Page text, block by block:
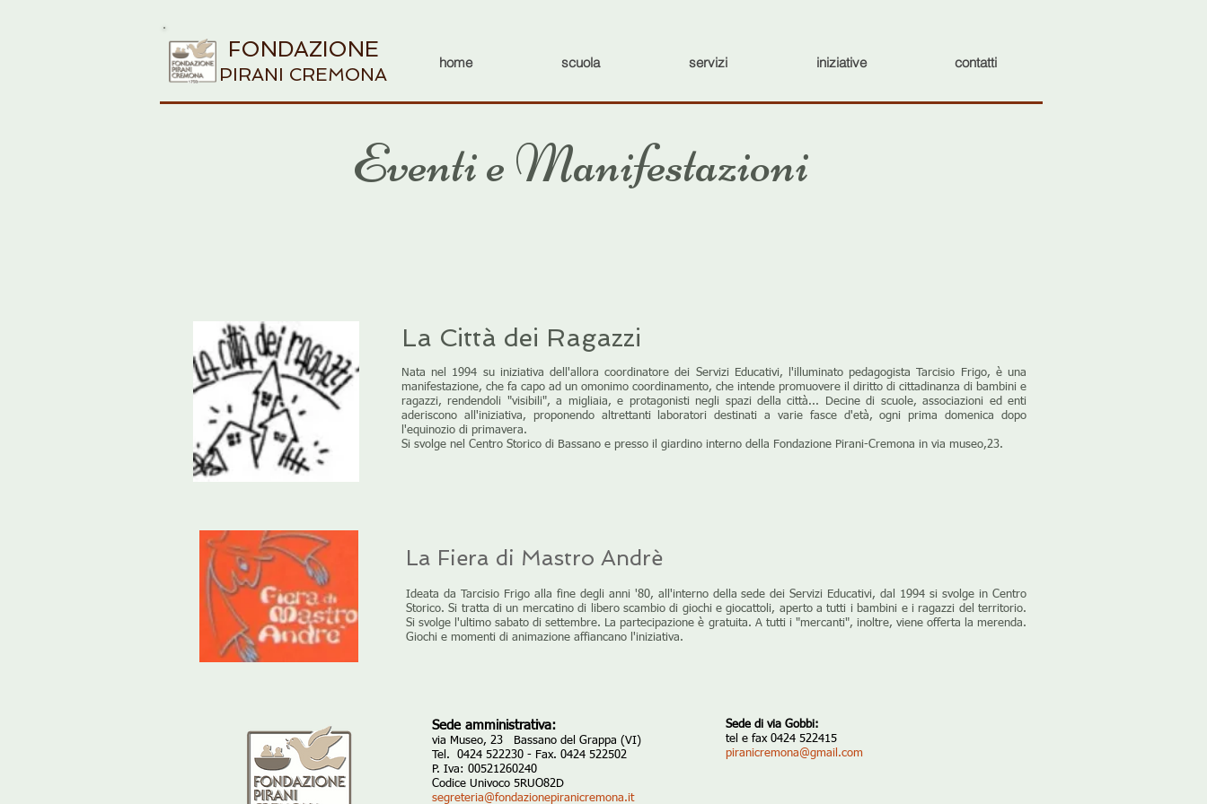
FONDAZIONE
PIRANI CREMONA
home scuola servizi iniziative contatti
Eventi e Manifestazioni
La Città dei Ragazzi
Nata nel 1994 su iniziativa dell'allora coordinatore dei Servizi Educativi, l'illuminato pedagogista Tarcisio Frigo, è una
manifestazione, che fa capo ad un omonimo coordinamento, che intende promuovere il diritto di cittadinanza di bambini e
ragazzi, rendendoli "visibili", a migliaia, e protagonisti negli spazi della città... Decine di scuole, associazioni ed enti
aderiscono all'iniziativa, proponendo altrettanti laboratori destinati a varie fasce d'età, ogni prima domenica dopo
l'equinozio di primavera.
Si svolge nel Centro Storico di Bassano e presso il giardino interno della Fondazione Pirani-Cremona in via museo,23.
La Fiera di Mastro Andrè
Ideata da Tarcisio Frigo alla fine degli anni '80, all'interno della sede dei Servizi Educativi, dal 1994 si svolge in Centro
Storico. Si tratta di un mercatino di libero scambio di giochi e giocattoli, aperto a tutti i bambini e i ragazzi del territorio.
Si svolge l'ultimo sabato di settembre. La partecipazione è gratuita. A tutti i "mercanti", inoltre, viene offerta la merenda.
Giochi e momenti di animazione affiancano l'iniziativa.
Sede amministrativa:
via Museo, 23 Bassano del Grappa (VI)
Tel. 0424 522230 - Fax. 0424 522502
P. Iva: 00521260240
Codice Univoco 5RUO82D
segreteria@fondazionepiranicremona.it
Sede di via Gobbi:
tel e fax 0424 522415
piranicremona@gmail.com